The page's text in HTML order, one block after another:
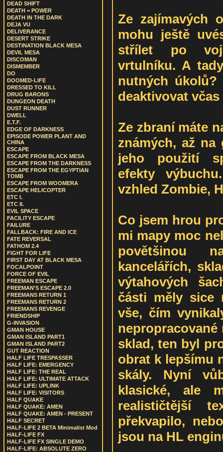
DEAD SHIFT
DEATH = POWER
DEATH IN THE DARK
DEJA VU
DELIVERANCE
DESERT STRIKE
DESTINATION BLACK MESA
DEVIL MESA
DISCOMAN
DISMEMBER
DO
DOOMED-LIFE
DRESSED TO KILL
DRUG BARONS
DUNGEON DEATH
DUST RUNNER
DWELL
E.T.F.
EDGE OF DARKNESS
EPISODE POWER PLANT AND
CHINA
ESCAPE
ESCAPE FROM BLACK MESA
ESCAPE FROM THE DARKNESS
ESCAPE FROM THE EGYPTIAN
TOMB
ESCAPE FROM WOOMERA
ESCAPE HELICOPTER
ETC I.
ETC II.
EVIL SPACE
FACILITY ESCAPE
FAILURE
FALLBACK: FIRE AND ICE
FATE REVERSAL
FATHOM 2.4
FIGHT FOR LIFE
FIRST DAY AT BLACK MESA
FOCALPOINT
FORCE OF EVIL
FREEMAN ESCAPE
FREEMAN'S ESCAPE 2.0
FREEMANS RETURN 1
FREEMANS RETURN 2
FREEMANS REVENGE
FRIENDSHIP
G-INVASION
GMAN HOUSE
GMAN ISLAND PART1
GMAN ISLAND PART2
GUT REACTION
HALF LIFE TRESPASSER
HALF LIFE: EMERGENCY
HALF LIFE: THE REAL
HALF LIFE: ULTIMATE ATTACK
HALF LIFE: UPLINK
HALF LIFE: VISITORS
HALF QUAKE
HALF QUAKE: AMEN
HALF QUAKE: AMEN - PRESENT
HALF SECRET
HALF-LIFE 2 BETA Minimalist Mod
HALF-LIFE FX
HALF-LIFE FX SINGLE DEMO
HALF-LIFE: ABSOLUTE ZERO
Ze zajímavých
mohu ještě
střílet po
vrtulníku. A
nutných
deaktivovat
Ze zbraní máte
známých, až
jeho použití
efekty
vzhled Zombie,
Co jsem hrou
mi mapy moc
povětšinou
kancelářích,
výtahových
části měly sice
vše, čím
sklad, ten byl
obrat k lepšímu
skály. Nyní
klasické, ale
realističtější
překvapilo,
jsou na HL